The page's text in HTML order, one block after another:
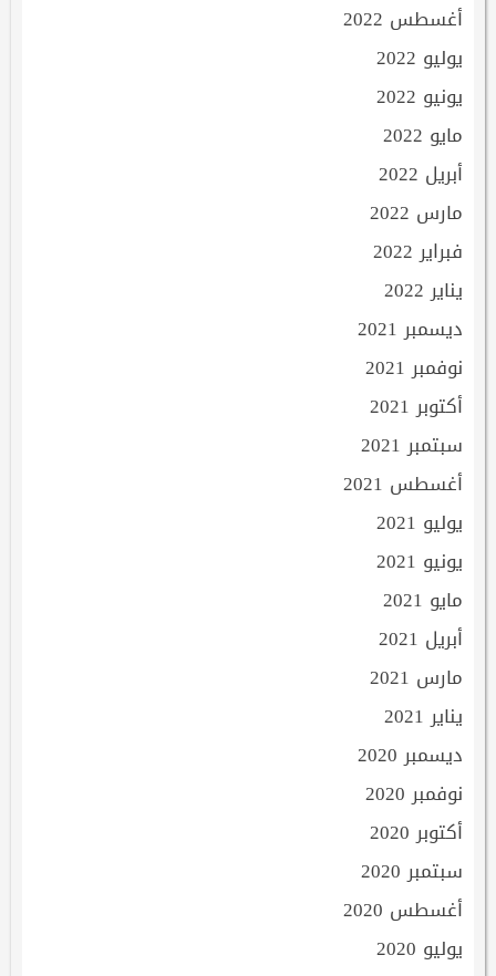
أغسطس 2022
يوليو 2022
يونيو 2022
مايو 2022
أبريل 2022
مارس 2022
فبراير 2022
يناير 2022
ديسمبر 2021
نوفمبر 2021
أكتوبر 2021
سبتمبر 2021
أغسطس 2021
يوليو 2021
يونيو 2021
مايو 2021
أبريل 2021
مارس 2021
يناير 2021
ديسمبر 2020
نوفمبر 2020
أكتوبر 2020
سبتمبر 2020
أغسطس 2020
يوليو 2020